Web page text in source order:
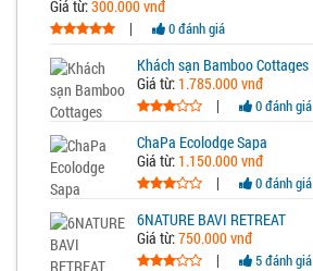
Giá từ:300.000 vnđ
|
0 đánh giá
Khách sạn Bamboo Cottages
Giá từ: 1.785.000 vnđ
|
0 đánh giá
ChaPa Ecolodge Sapa
Giá từ: 1.150.000 vnđ
|
0 đánh giá
6NATURE BAVI RETREAT
Giá từ:750.000 vnđ
|
5 đánh giá